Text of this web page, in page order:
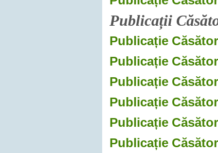
Publicații
Publicație
Publicație
Publicație
Publicație
Publicație
Publicație